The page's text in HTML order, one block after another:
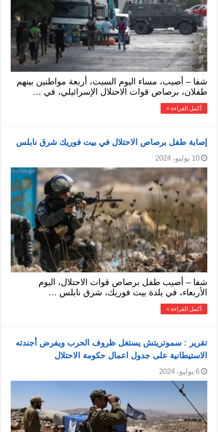
شفا – أصيب، مساء اليوم السبت، أربعة مواطنين بينهم
طفلان، برصاص قوات الاحتلال الإسرائيلي، في …
أكمل القراءة »
إصابة طفل برصاص الاحتلال في بيت فوريك شرق نابلس
10 يوليو، 2024
شفا – أصيب طفل برصاص قوات الاحتلال، اليوم
الأربعاء، في بلدة بيت فوريك، شرق نابلس …
أكمل القراءة »
تقرير : سموتريتش يستغل ظروف الحرب ويفرض أجندته
الاستيطانية على جدول اعمال حكومة الاحتلال
6 يوليو، 2024